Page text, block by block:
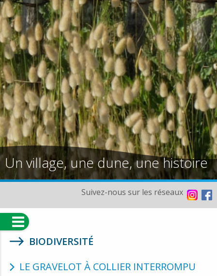
Un village, une dune, une histoire
Suivez-nous sur les réseaux
BIODIVERSITÉ
LE GRAVELOT À COLLIER INTERROMPU